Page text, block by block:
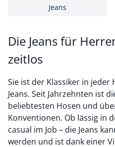
Jeans
Die Jeans für
zeitlos
Sie ist der Klassiker in
Jeans. Seit Jahrzehnten ist
beliebtesten Hosen und
Konventionen. Ob lässig in
casual im Job – die Jeans
werden und ist dank einer